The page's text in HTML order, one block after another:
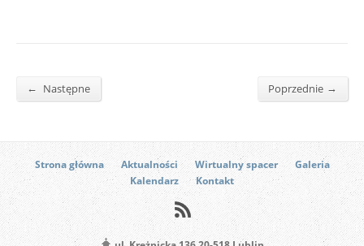
← Następne Poprzednie →
Strona główna Aktualności Wirtualny spacer
Galeria
Kalendarz
Kontakt